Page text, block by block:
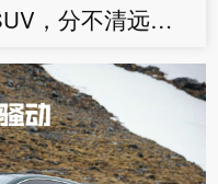
豆车一分钟：同是吉利SUV，分不清远景S1和帝豪GS，怎么选？